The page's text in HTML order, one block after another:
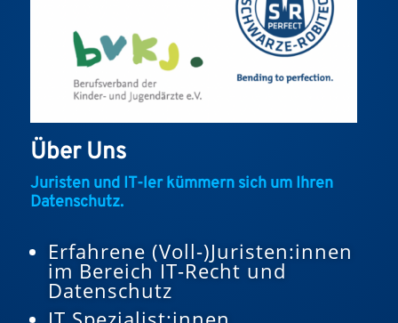
Über Uns
Juristen und IT-ler kümmern sich um Ihren
Datenschutz.
Erfahrene (Voll-)Juristen:innen
im Bereich IT-Recht und
Datenschutz